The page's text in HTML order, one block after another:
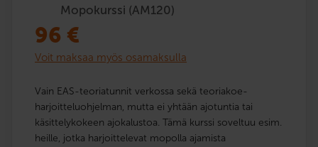
Mopokurssi (AM120)
96 €
Voit maksaa myös osamaksulla
Vain EAS-teoriatunnit verkossa sekä teoriakoe­
harjoittelu­ohjelman, mutta ei yhtään ajotuntia tai
käsittelykokeen ajokalustoa. Tämä kurssi soveltuu esim.
heille, jotka harjoittelevat mopolla ajamista